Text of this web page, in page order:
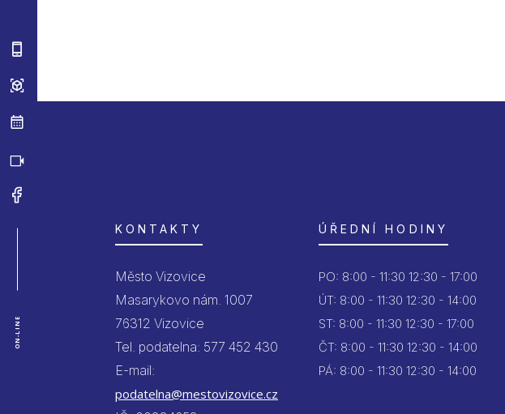
ON-LINE
KONTAKTY
Město Vizovice
Masarykovo nám. 1007
76312 Vizovice
Tel. podatelna: 577 452 430
E-mail:
podatelna@mestovizovice.cz
ÚŘEDNÍ HODINY
PO: 8:00 - 11:30 12:30 - 17:00
ÚT: 8:00 - 11:30 12:30 - 14:00
ST: 8:00 - 11:30 12:30 - 17:00
ČT: 8:00 - 11:30 12:30 - 14:00
PÁ: 8:00 - 11:30 12:30 - 14:00